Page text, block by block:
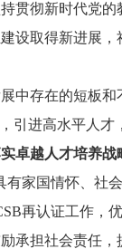
贯彻新时代党
设取得新进展
中存在的短板
引进高水平人
卓越人才培养战
家国情怀、社
再认证工作，
承担社会责任，